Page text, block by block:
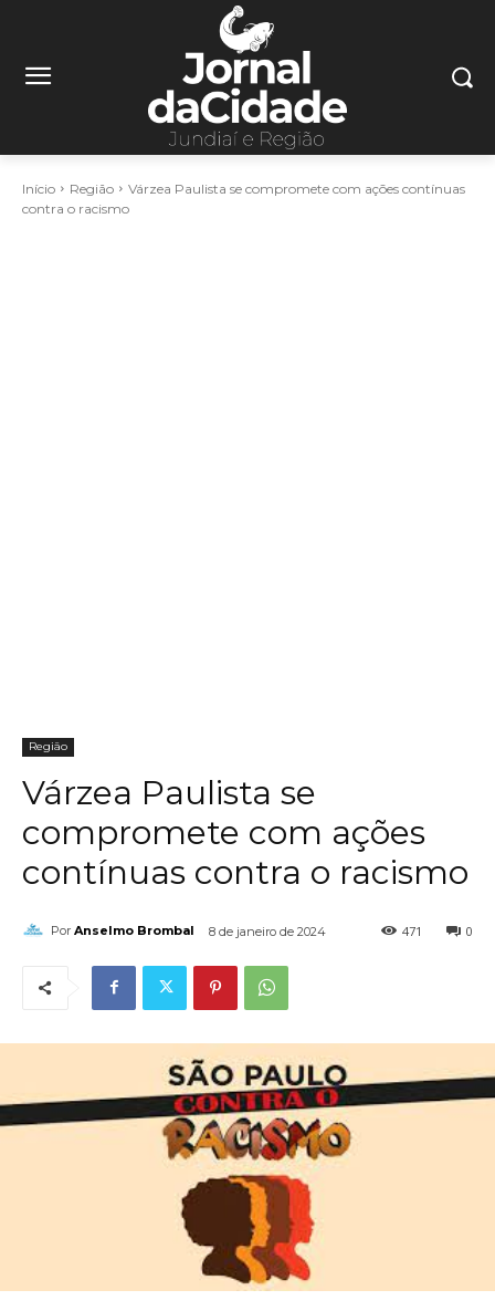
Início Região
Várzea Paulista se compromete com ações contínuas
contra o racismo
Região
Várzea Paulista se
compromete com ações
contínuas contra o racismo
Por Anselmo Brombal 8 de janeiro de 2024 0
471